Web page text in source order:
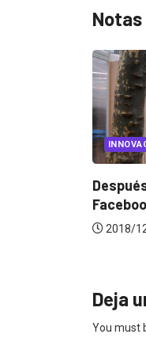
Deja
You must